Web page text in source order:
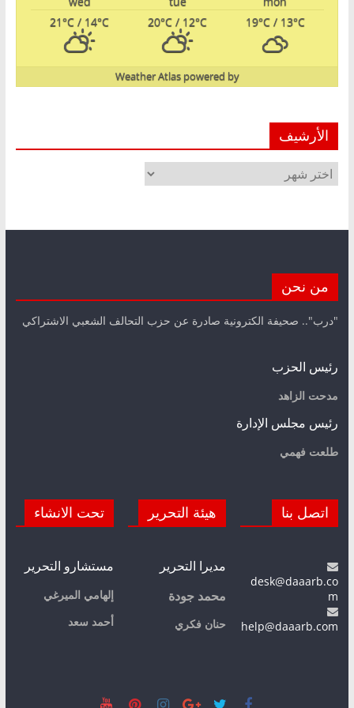
19°C/ 13°C
20°C / 12°C
21°C / 14°C
powered by
Weather Atlas
الأرشيف
الأرشيف
من نحن
"درب".. صحيفة الكترونية صادرة عن حزب التحالف الشعبي الاشتراكي
رئيس الحزب
مدحت الزاهد
رئيس مجلس الإدارة
طلعت فهمي
اتصل بنا
desk@daaarb.co
m
help@daaarb.com
هيئة التحرير
مديرا التحرير
محمد جودة
حنان فكري
تحت الانشاء
مستشارو التحرير
إلهامي الميرغي
أحمد سعد